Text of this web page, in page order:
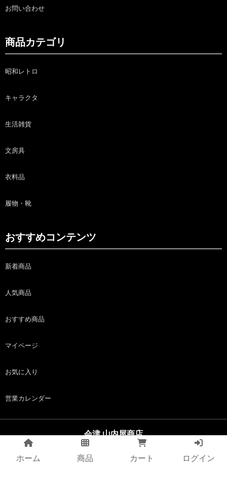
お問い合わせ
商品カテゴリ
昭和レトロ
キャラクタ
生活雑貨
文房具
衣料品
履物・靴
おすすめコンテンツ
新着商品
人気商品
おすすめ商品
マイページ
お気に入り
営業カレンダー
会津 山内屋商店
copyright (c) 会津 山内屋商店 all rights reserved.
ホーム 商品 カート ログイン